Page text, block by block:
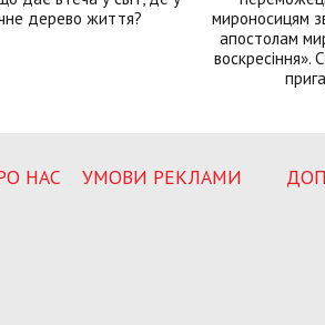
дерево життя?
мироносицям
апостолам
воскресіння».
НАС УМОВИ РЕКЛАМИ